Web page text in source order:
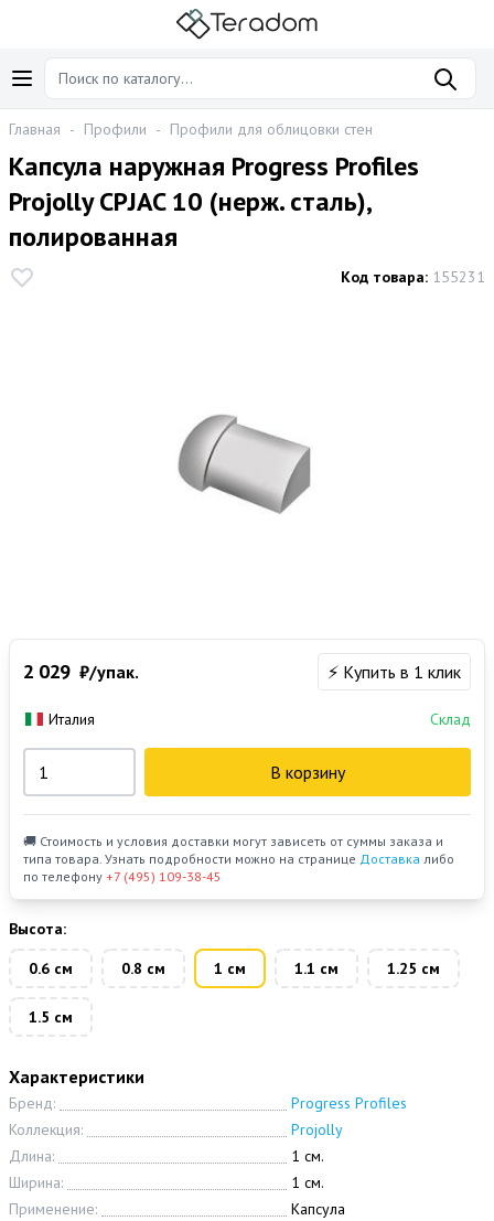
Главная - Профили - Профили для облицовки стен
Капсула наружная Progress Profiles
Projolly CPJAC 10 (нерж. сталь),
полированная
Код товара: 155231
Характеристики
Бренд:
Progress Profiles
Коллекция:
Projolly
Длина:
1 см.
Ширина:
1 см.
Применение:
Капсула
2 029 ₽/упак. ⚡ Купить в 1 клик
Италия Склад
В корзину
🚚 Стоимость и условия доставки могут зависеть от суммы заказа и
типа товара. Узнать подробности можно на странице Доставка либо
по телефону +7 (495) 109-38-45
Высота:
0.6 см
0.8 см 1 см 1.1 см 1.25 см
1.5 см